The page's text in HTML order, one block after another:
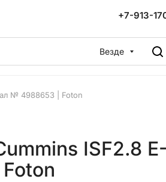
+7-913-
Везде
№ 4988653 | Foton
ISF2.8